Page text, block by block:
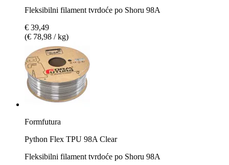
Fleksibilni filament tvrdoće po Shoru 98A
€ 39,49
(€ 78,98 / kg)
Formfutura
Python Flex TPU 98A Clear
Fleksibilni filament tvrdoće po Shoru 98A